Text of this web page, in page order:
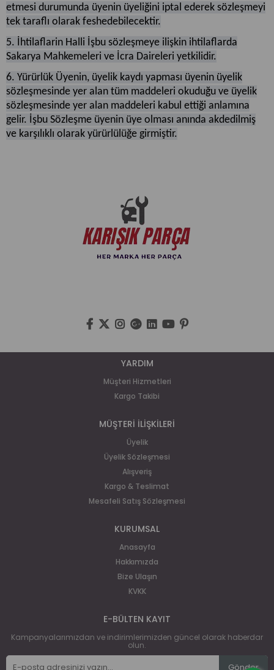
etmesi durumunda üyenin üyeliğini iptal ederek sözleşmeyi
tek taraflı olarak feshedebilecektir.
5. İhtilaflarin Halli İşbu sözleşmeye ilişkin ihtilaflarda
Sakarya Mahkemeleri ve İcra Daireleri yetkilidir.
6. Yürürlük Üyenin, üyelik kaydı yapması üyenin üyelik
sözleşmesinde yer alan tüm maddeleri okuduğu ve üyelik
sözleşmesinde yer alan maddeleri kabul ettiği anlamına
gelir. İşbu Sözleşme üyenin üye olması anında akdedilmiş
ve karşılıklı olarak yürürlülüğe girmiştir.
YARDIM
Müşteri Hizmetleri
Kargo Takibi
MÜŞTERİ İLİŞKİLERİ
Üyelik
Üyelik Sözleşmesi
Alışveriş
Kargo & Teslimat
Mesafeli Satış Sözleşmesi
KURUMSAL
Anasayfa
Hakkımızda
Bize Ulaşın
KVKK
E-BÜLTEN KAYIT
Kampanyalarımızdan ve indirimlerimizden güncel olarak haberdar
olun.
Gönder